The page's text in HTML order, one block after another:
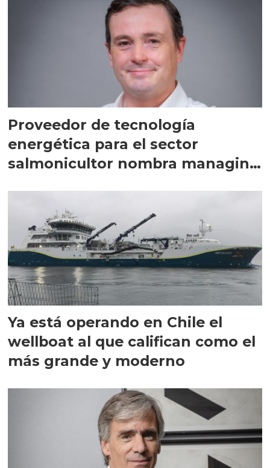
Proveedor de tecnología
energética para el sector
salmonicultor nombra managing
Ya está operando en Chile el
wellboat al que califican como el
más grande y moderno